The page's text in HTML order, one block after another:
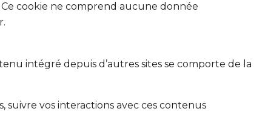
cookie ne comprend aucune donnée
intégré depuis d’autres sites se comporte de la
suivre vos interactions avec ces contenus